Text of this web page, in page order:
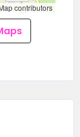
contributors